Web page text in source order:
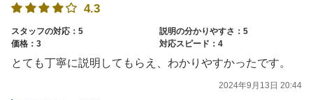
4.3
スタッフの対応：5
説明の分かりやすさ：5
価格：3
対応スピード：4
とても丁寧に説明してもらえ、わかりやすかったです。
2024年9月13日 20:44